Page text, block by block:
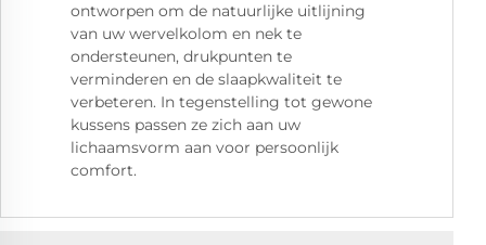
ontworpen om de natuurlijke uitlijning
van uw wervelkolom en nek te
ondersteunen, drukpunten te
verminderen en de slaapkwaliteit te
verbeteren. In tegenstelling tot gewone
kussens passen ze zich aan uw
lichaamsvorm aan voor persoonlijk
comfort.